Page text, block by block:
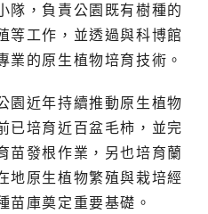
隊，負責公園既有樹種的
等工作，並透過與科博館
業的原生植物培育技術。
園近年持續推動原生植物
已培育近百盆毛柿，並完
苗發根作業，另也培育蘭
地原生植物繁殖與栽培經
苗庫奠定重要基礎。